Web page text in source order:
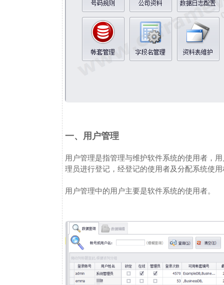
一、用户管理
用户管理是指管理与维护软件系统的使用者，
理员进行登记，经登记的使用者及分配系统使
用户管理中的用户主要是软件系统的使用者。